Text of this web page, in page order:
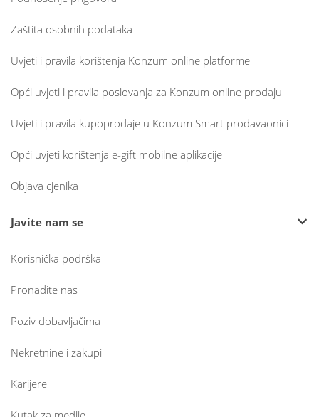
Zaštita osobnih podataka
Uvjeti i pravila korištenja Konzum online platforme
Opći uvjeti i pravila poslovanja za Konzum online prodaju
Uvjeti i pravila kupoprodaje u Konzum Smart prodavaonici
Opći uvjeti korištenja e-gift mobilne aplikacije
Objava cjenika
Javite nam se
Korisnička podrška
Pronađite nas
Poziv dobavljačima
Nekretnine i zakupi
Karijere